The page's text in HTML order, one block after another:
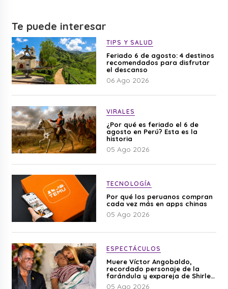
Te puede interesar
TIPS Y SALUD
Feriado 6 de agosto: 4 destinos
recomendados para disfrutar
el descanso
06 Ago 2026
VIRALES
¿Por qué es feriado el 6 de
agosto en Perú? Esta es la
historia
05 Ago 2026
TECNOLOGÍA
Por qué los peruanos compran
cada vez más en apps chinas
05 Ago 2026
ESPECTÁCULOS
Muere Víctor Angobaldo,
recordado personaje de la
farándula y expareja de Shirley
Cherres
05 Ago 2026